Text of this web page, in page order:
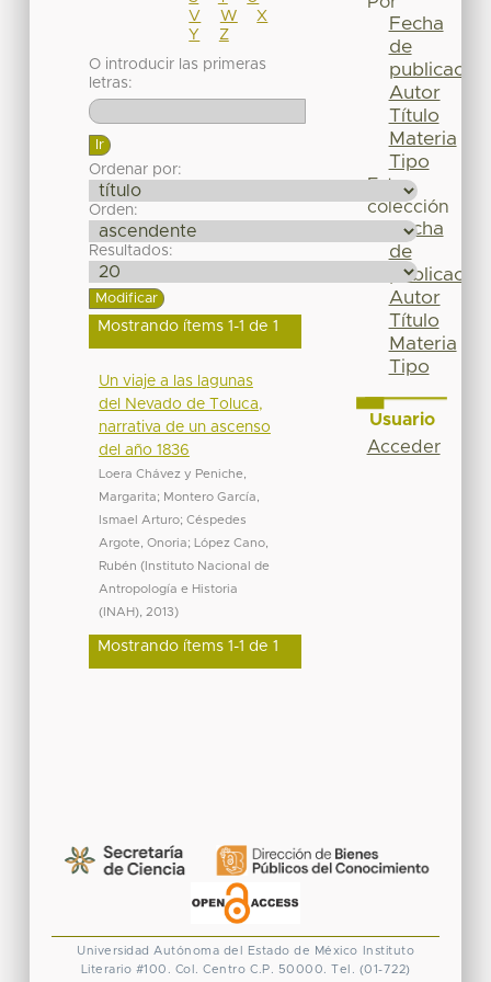
V
W
X
Y
Z
O introducir las primeras
letras:
Ordenar por:
Orden:
Resultados:
Mostrando ítems 1-1 de 1
Un viaje a las lagunas
del Nevado de Toluca,
narrativa de un ascenso
del año 1836
Loera Chávez y Peniche,
Margarita; Montero García,
Ismael Arturo; Céspedes
Argote, Onoria;
López Cano,
Rubén (Instituto Nacional de
Antropología e Historia
(INAH), 2013)
Mostrando ítems 1-1 de 1
Fecha
de
publicación
Autor
Título
Materia
Tipo
Esta
colección
Fecha
de
publicación
Autor
Título
Materia
Tipo
Usuario
Acceder
Universidad Autónoma del Estado de México
Instituto
Literario #100. Col. Centro C.P. 50000. Tel. (01-722)